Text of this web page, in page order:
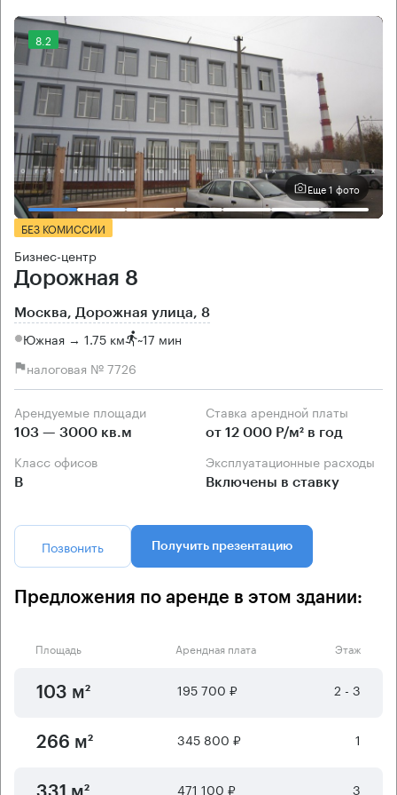
8.2
Еще 1 фото
БЕЗ КОМИССИИ
Бизнес-центр
Дорожная 8
Москва, Дорожная улица, 8
Южная → 1.75 км ~17 мин
налоговая № 7726
Арендуемые площади
103 — 3000 кв.м
Ставка арендной платы
от 12 000 Р/м² в год
Класс офисов
B
Эксплуатационные расходы
Включены в ставку
Позвонить Получить презентацию
Предложения по аренде в этом здании:
Площадь Арендная плата Этаж
103 м² 195 700 ₽ 2 - 3
266 м² 345 800 ₽ 1
471 100 ₽ 3